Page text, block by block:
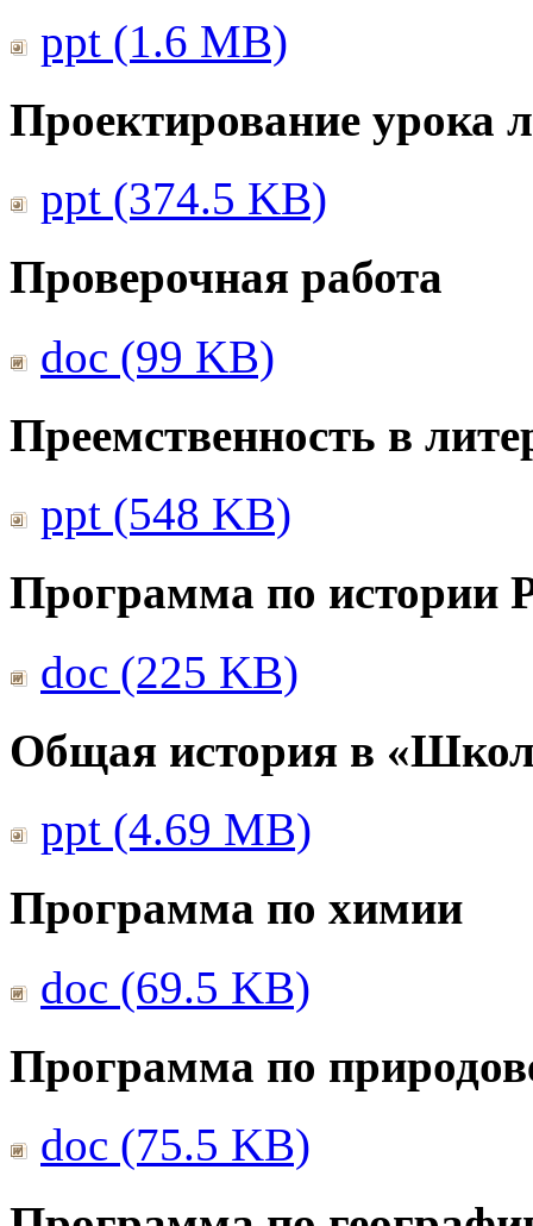
ppt (1.6 MB)
Проектирование урока
ppt (374.5 KB)
Проверочная работа
doc (99 KB)
Преемственность в
ppt (548 KB)
Программа по истории
doc (225 KB)
Общая история в
ppt (4.69 MB)
Программа по химии
doc (69.5 KB)
Программа по
doc (75.5 KB)